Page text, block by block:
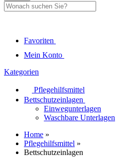
Favoriten
Mein Konto
Kategorien
Pflegehilfsmittel
Bettschutzeinlagen
Einwegunterlagen
Waschbare Unterlagen
Home »
Pflegehilfsmittel »
Bettschutzeinlagen